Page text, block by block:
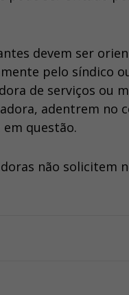
devem ser
pelo síndico
de serviços ou
adentrem no
questão.
não solicitem